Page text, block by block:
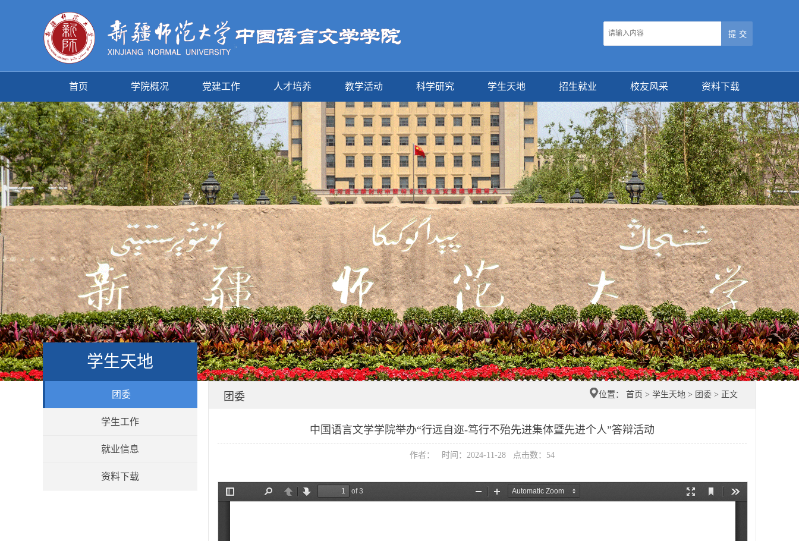
首页 学院概况 党建工作 人才培养 教学活动 科学研究 学生天地 招生就业 校友风采 资料下载
学生天地
团委
学生工作
就业信息
资料下载
团委 位置： 首页 > 学生天地 > 团委 > 正文
中国语言文学学院举办“行远自迩-笃行不殆先进集体暨先进个人”答辩活动
作者： 时间：2024-11-28 点击数： 54